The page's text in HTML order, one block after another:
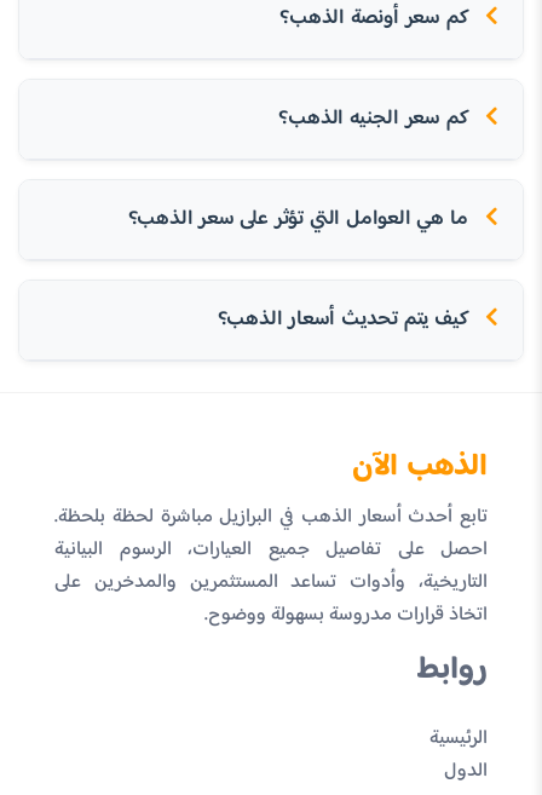
كم سعر أونصة الذهب؟
كم سعر الجنيه الذهب؟
ما هي العوامل التي تؤثر على سعر الذهب؟
كيف يتم تحديث أسعار الذهب؟
الذهب الآن
تابع أحدث أسعار الذهب في البرازيل مباشرة لحظة بلحظة.
احصل على تفاصيل جميع العيارات، الرسوم البيانية
التاريخية، وأدوات تساعد المستثمرين والمدخرين على
اتخاذ قرارات مدروسة بسهولة ووضوح.
روابط
الرئيسية
الدول